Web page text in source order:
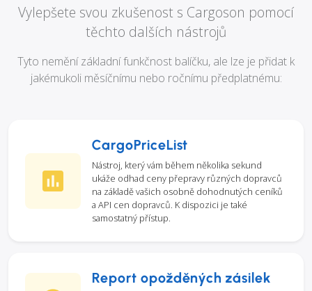
Vylepšete svou zkušenost s Cargoson pomocí
těchto dalších nástrojů
Tyto nemění základní funkčnost balíčku, ale lze je přidat k
jakémukoli měsíčnímu nebo ročnímu předplatnému:
CargoPriceList
Nástroj, který vám během několika sekund
ukáže odhad ceny přepravy různých dopravců
na základě vašich osobně dohodnutých ceníků
a API cen dopravců. K dispozici je také
samostatný přístup.
Report opožděných zásilek